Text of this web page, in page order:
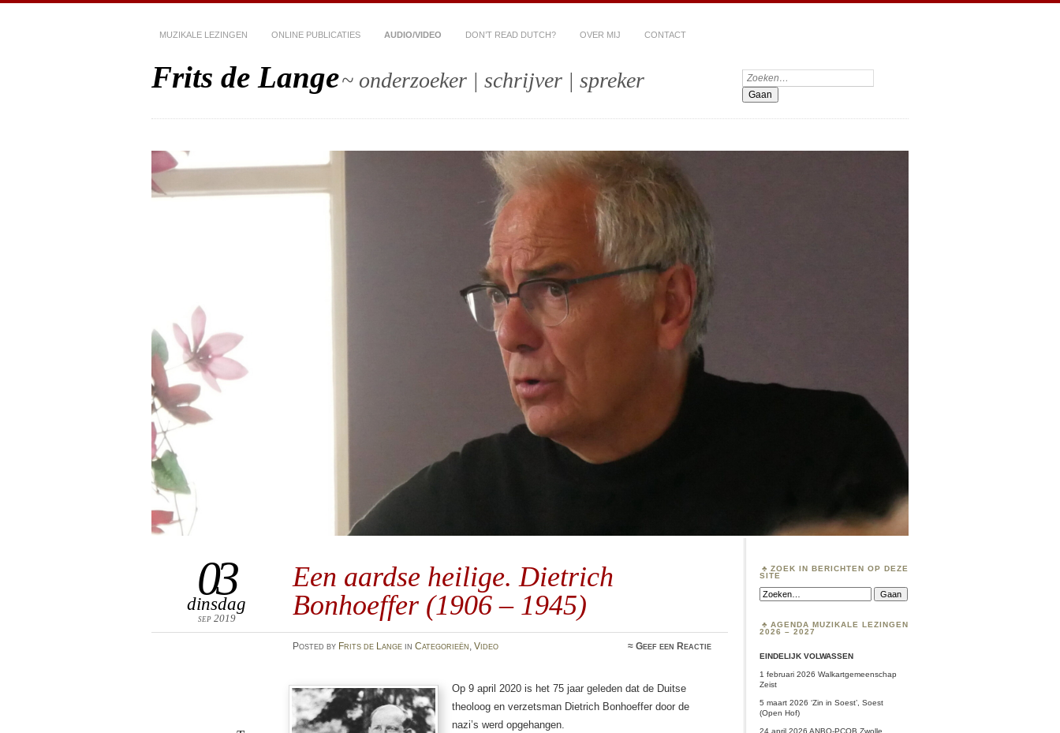
MUZIKALE LEZINGEN ONLINE PUBLICATIES AUDIO/VIDEO DON’T READ DUTCH? OVER MIJ CONTACT
Frits de Lange~ onderzoeker | schrijver | spreker Zoeken:
Een aardse heilige. Dietrich
Bonhoeffer (1906 – 1945)
03
dinsdag
sep 2019
Posted by Frits de Langein Categorieën, Video ≈Geef een Reactie
Op 9 april 2020 is het 75 jaar geleden dat de Duitse
theoloog en verzetsman Dietrich Bonhoeffer door de
nazi’s werd opgehangen.
ZOEK IN BERICHTEN OP DEZE
SITE
Zoeken:
AGENDA MUZIKALE LEZINGEN
2026 – 2027
EINDELIJK VOLWASSEN
1 februari 2026 Walkartgemeenschap
Zeist
5 maart 2026 ‘Zin in Soest’, Soest
(Open Hof)
24 april 2026 ANBO-PCOB Zwolle